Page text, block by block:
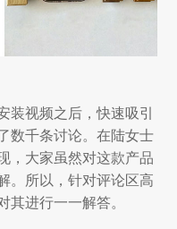
装视频之后，快速吸引
数千条讨论。在陆女士
，大家虽然对这款产品
。所以，针对评论区高
进行一一解答。